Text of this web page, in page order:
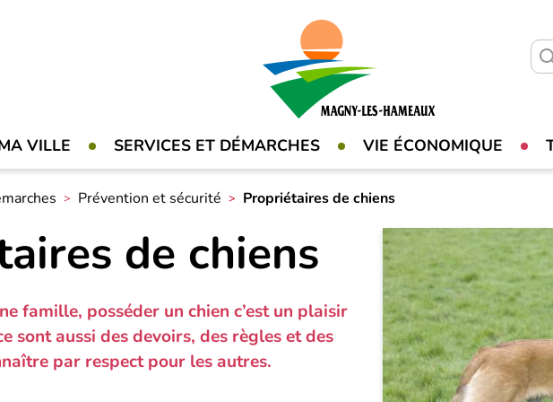
VILLE SERVICES ET DÉMARCHES VIE ÉCONOMIQUE
Prévention et sécurité Propriétaires de chiens
de chiens
famille, posséder un chien c’est un plaisir
sont aussi des devoirs, des règles et des
par respect pour les autres.